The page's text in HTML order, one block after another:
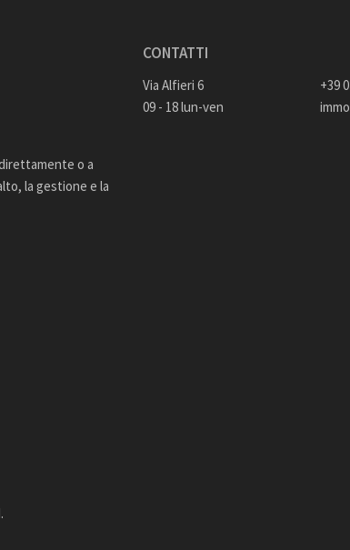
o a
la gestione e la
CONTATTI
Via Alfieri 6
09 - 18 lun-ven
+39